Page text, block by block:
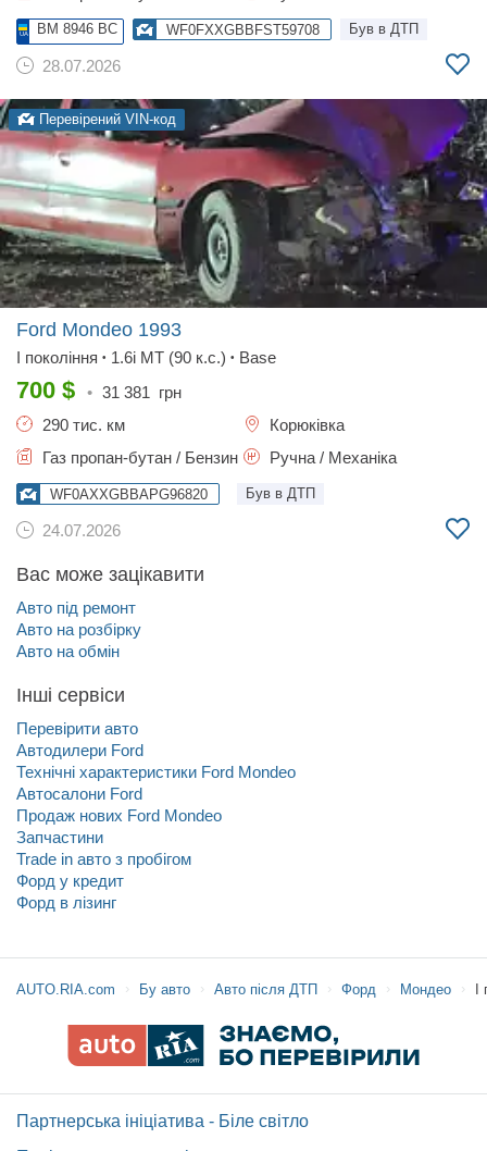
BM 8946 BC WF0FXXGBBFST59708 Був в ДТП
28.07.2026
Перевірений VIN-код
Ford Mondeo 1993
I покоління • 1.6i MT (90 к.с.) • Base
700 $ • 31 381 грн
290 тис. км
Корюківка
Газ пропан-бутан / Бензин
Ручна / Механіка
WF0AXXGBBAPG96820 Був в ДТП
24.07.2026
Вас може зацікавити
Авто під ремонт
Авто на розбірку
Авто на обмін
Інші сервіси
Перевірити авто
Автодилери Ford
Технічні характеристики Ford Mondeo
Автосалони Ford
Продаж нових Ford Mondeo
Запчастини
Trade in авто з пробігом
Форд у кредит
Форд в лізинг
AUTO.RIA.com Бу авто Авто після ДТП Форд Мондео
Партнерська ініціатива - Біле світло